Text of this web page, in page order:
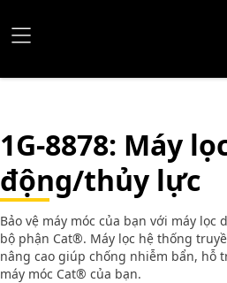
1G-8878: Máy
động/thủy lực
Bảo vệ máy móc của bạn với máy
bộ phận Cat®. Máy lọc hệ thống
nâng cao giúp chống nhiễm bẩn, hỗ
máy móc Cat® của bạn.